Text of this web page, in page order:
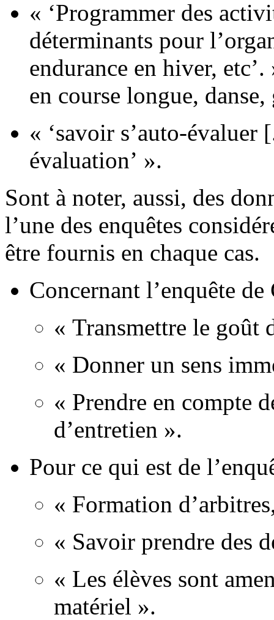
« ‘Programmer des
déterminants pour
endurance en hiver,
en course longue, danse,
« ‘savoir s’auto-évaluer
évaluation’ ».
Sont à noter, aussi, des
l’une des enquêtes
être fournis en chaque cas.
Concernant l’enquête
« Transmettre le goût
« Donner un sens
« Prendre en compte
d’entretien ».
Pour ce qui est de
« Formation
« Savoir prendre des
« Les élèves sont
matériel ».